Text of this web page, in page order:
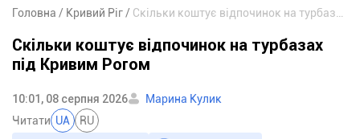
Головна Кривий Ріг
Скільки коштує відпочинок на турбазах
під Кривим Рогом
10:01, 08 серпня 2026
Марина Кулик
Читати UA RU